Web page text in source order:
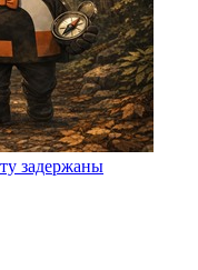
задержаны